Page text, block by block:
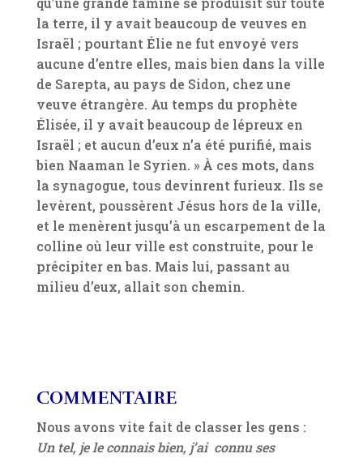
la terre, il y avait beaucoup de veuves en
Israël ; pourtant Élie ne fut envoyé vers
aucune d’entre elles, mais bien dans la ville
de Sarepta, au pays de Sidon, chez une
veuve étrangère. Au temps du prophète
Élisée, il y avait beaucoup de lépreux en
Israël ; et aucun d’eux n’a été purifié, mais
bien Naaman le Syrien. » À ces mots, dans
la synagogue, tous devinrent furieux. Ils se
levèrent, poussèrent Jésus hors de la ville,
et le menèrent jusqu’à un escarpement de la
colline où leur ville est construite, pour le
précipiter en bas. Mais lui, passant au
milieu d’eux, allait son chemin.
COMMENTAIRE
Nous avons vite fait de classer les gens :
Un tel, je le connais bien, j’ai connu ses